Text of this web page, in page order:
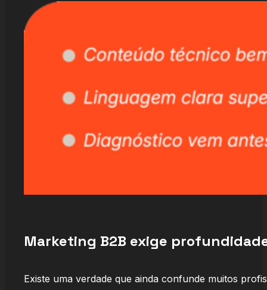
Marketing B2B exige
Existe uma verdade que ainda confunde muitos